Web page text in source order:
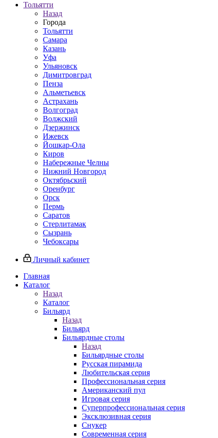
Тольятти
Назад
Города
Тольятти
Самара
Казань
Уфа
Ульяновск
Димитровград
Пенза
Альметьевск
Астрахань
Волгоград
Волжский
Дзержинск
Ижевск
Йошкар-Ола
Киров
Набережные Челны
Нижний Новгород
Октябрьский
Оренбург
Орск
Пермь
Саратов
Стерлитамак
Сызрань
Чебоксары
Личный кабинет
Главная
Каталог
Назад
Каталог
Бильярд
Назад
Бильярд
Бильярдные столы
Назад
Бильярдные столы
Русская пирамида
Любительская серия
Профессиональная серия
Американский пул
Игровая серия
Суперпрофессиональная серия
Эксклюзивная серия
Снукер
Современная серия